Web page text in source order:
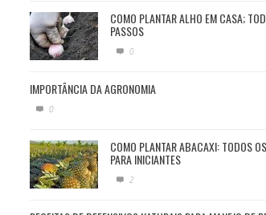
COMO PLANTAR ALHO EM CASA;
PASSOS
0
IMPORTÂNCIA DA AGRONOMIA
0
COMO PLANTAR ABACAXI: TODOS
PARA INICIANTES
2